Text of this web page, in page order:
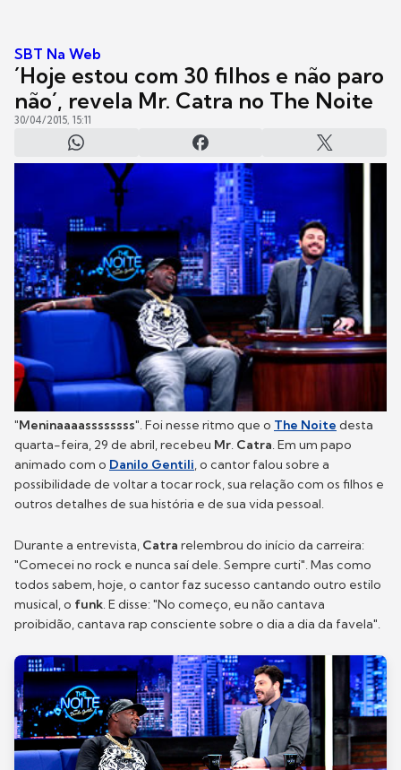
SBT Na Web
´Hoje estou com 30 filhos e não paro
não´, revela Mr. Catra no The Noite
30/04/2015, 15:11
"Meninaaaassssssss". Foi nesse ritmo que o The Noite desta
quarta-feira, 29 de abril, recebeu Mr. Catra. Em um papo
animado com o Danilo Gentili, o cantor falou sobre a
possibilidade de voltar a tocar rock, sua relação com os filhos e
outros detalhes de sua história e de sua vida pessoal.
Durante a entrevista, Catra relembrou do início da carreira:
"Comecei no rock e nunca saí dele. Sempre curti". Mas como
todos sabem, hoje, o cantor faz sucesso cantando outro estilo
musical, o funk. E disse: "No começo, eu não cantava
proibidão, cantava rap consciente sobre o dia a dia da favela".